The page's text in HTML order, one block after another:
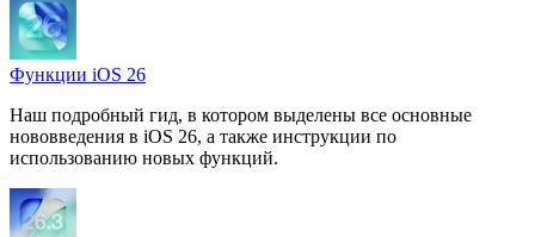
Функции iOS 26
Наш подробный гид, в котором выделены все основные
нововведения в iOS 26, а также инструкции по
использованию новых функций.